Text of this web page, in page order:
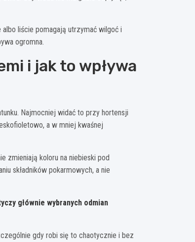
liście pomagają utrzymać wilgoć i
ogromna.
i jak to wpływa
Najmocniej widać to przy hortensji
a w mniej kwaśnej
zmieniają koloru na niebieski pod
składników pokarmowych, a nie
głównie wybranych odmian
gdy robi się to chaotycznie i bez